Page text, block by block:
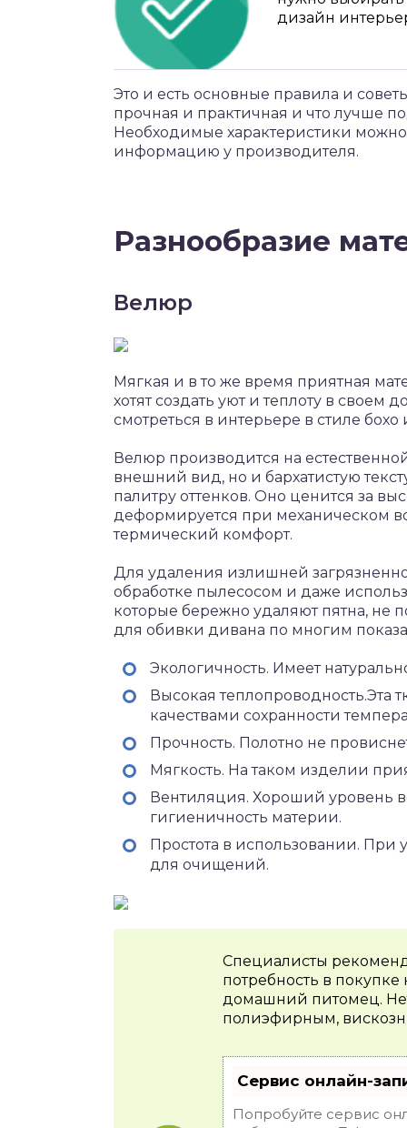
дизайн
Это и есть основные правила и
прочная и практичная и что лучше
Необходимые характеристики можно
информацию у производителя.
Разнообразие
Велюр
Мягкая и в то же время приятная
хотят создать уют и теплоту в своем
смотреться в интерьере в стиле
Велюр производится на
внешний вид, но и бархатистую
палитру оттенков. Оно ценится за
деформируется при механическом
термический комфорт.
Для удаления излишней
обработке пылесосом и даже
которые бережно удаляют пятна, не
для обивки дивана по многим
Экологичность. Имеет
Высокая теплопроводность.Эта
качествами сохранности
Прочность. Полотно не
Мягкость. На таком изделии
Вентиляция. Хороший уровень
гигиеничность материи.
Простота в использовании.
для очищений.
Специалисты
потребность в
домашний питомец.
полиэфирным,
Сервис онлайн-
Попробуйте сервис